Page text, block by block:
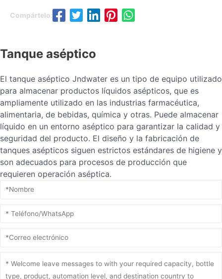
Compártelo:
Tanque aséptico
El tanque aséptico Jndwater es un tipo de equipo utilizado
para almacenar productos líquidos asépticos, que es
ampliamente utilizado en las industrias farmacéutica,
alimentaria, de bebidas, química y otras. Puede almacenar
líquido en un entorno aséptico para garantizar la calidad y
seguridad del producto. El diseño y la fabricación de
tanques asépticos siguen estrictos estándares de higiene y
son adecuados para procesos de producción que
requieren operación aséptica.